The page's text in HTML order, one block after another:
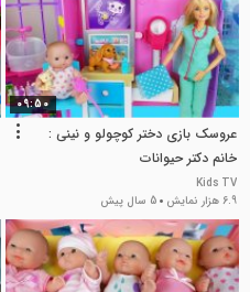
09:50
عروسک بازی دختر کوچولو و نینی :
خانم دکتر حیوانات
Kids TV
6.9 هزار نمایش
5 سال پیش